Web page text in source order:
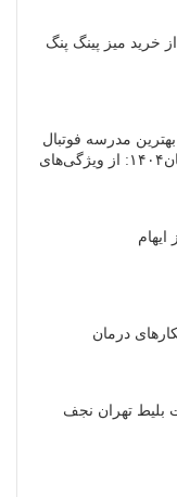
خرید میز پینگ پنگ
مدرسه فوتبال
برای کودکان و نوجوانان۱۴۰۴: از ویژگی‌های
درمان
بلیط تهران نجف